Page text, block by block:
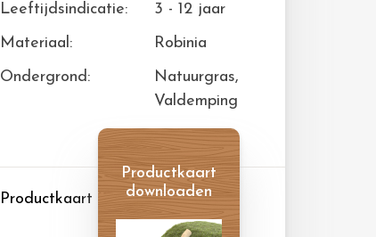
Leeftijdsindicatie:
3 - 12 jaar
Materiaal:
Robinia
Ondergrond:
Natuurgras,
Valdemping
Productkaart
Productkaart
downloaden